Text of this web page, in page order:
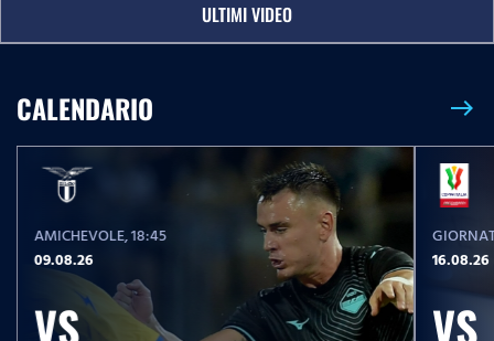
ULTIMI VIDEO
CALENDARIO east
AMICHEVOLE, 18:45
09.08.26
VS
16.08.26
VS